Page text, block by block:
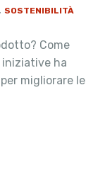
, SOSTENIBILITÀ
Come
ha
migliorare le